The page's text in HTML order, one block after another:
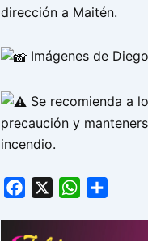
dirección a Maitén.
Imágenes de
Se recomienda a
precaución y
incendio.
Facebook WhatsApp